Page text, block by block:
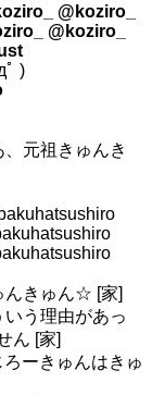
@koziro_
@koziro_
ﾟ )
元祖きゅんき
んきゅん☆ [家]
う理由があっ
ん [家]
ーきゅんはきゅ